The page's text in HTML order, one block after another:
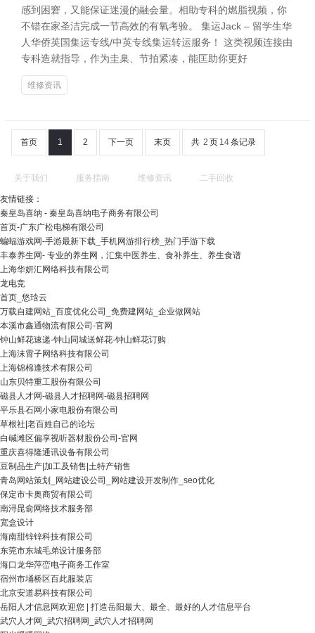
感到困窘，又能保证迷漫的融会量。相助专科的燃脂视频，你
不错在家圣洁完成一节高效的有氧考验。 集运Jack – 留学生华
人华侨英国集运专线/中英专线集运转运服务！ 这类视频连接由
专科造就指导，作为圭臬、节拍紧凑，能匡助你更好
维修资讯
首页 1 2 下一页 末页 共 2 页 14条记录
关于我们 服务指南 维修资讯 二手回收
友情链接：
秦皇岛喜纳 - 秦皇岛喜纳电子商务有限公司
首页-广东广松电梯有限公司
蝙蝠游戏网-手游最新下载_手机网游排行榜_热门手游下载
丰泰养生网- 专业的养生网，汇集中医养生、食补养生、养生食谱
上海华妍汇网络科技有限公司
龙电竞
首页_悠琀云
万载自建网站_百度优化公司_免费建网站_企业做网站
本溪市鑫通物流有限公司-官网
钟山鲜花速递-钟山同城送鲜花-钟山鲜花订购
上海沫霄子网络科技有限公司
上海锦棉逢技术有限公司
山东贝特重工股份有限公司
磁县人才网-磁县人才招聘网-磁县招聘网
平乐县石网小家电股份有限公司
草根社|老百姓自己的论坛
白碱滩区偏享视听器材股份公司-官网
重庆喜得隆通讯设备有限公司
豆制品生产|加工及销售|土特产销售
青岛网站策划_网站建设公司_网站建设开发制作_seo优化
保定市卡奥商贸有限公司
南浔昆俞网络技术服务部
宽盒设计
海南甜锌锌科技有限公司
东莞市东城毛弟设计服务部
海口龙华萍峦电子商务工作室
宿州市埇桥区百此服装店
北京安道易科技有限公司
岳阳人才信息网欢迎您 | 打造岳阳最大、最全、最好的人才信息平台
武穴人才网_武穴招聘网_武穴人才招聘网